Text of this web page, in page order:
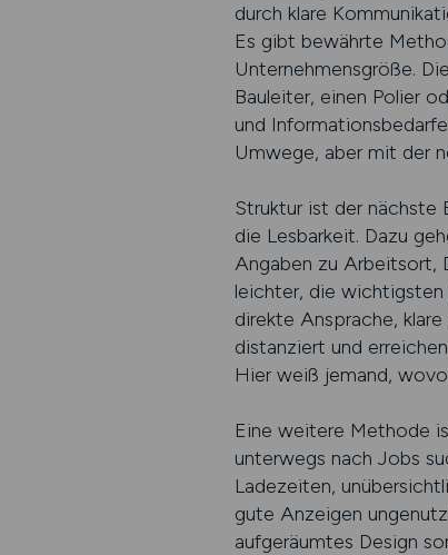
durch klare
Es gibt bewährte
Unternehmensgröße.
Bauleiter, einen Polier
und
Umwege, aber mit der
Struktur ist der nächste
die Lesbarkeit. Dazu
Angaben zu Arbeitsort,
leichter, die wichtigsten
direkte Ansprache,
distanziert und
Hier weiß jemand,
Eine weitere Methode
unterwegs nach Jobs
Ladezeiten,
gute Anzeigen
aufgeräumtes Design